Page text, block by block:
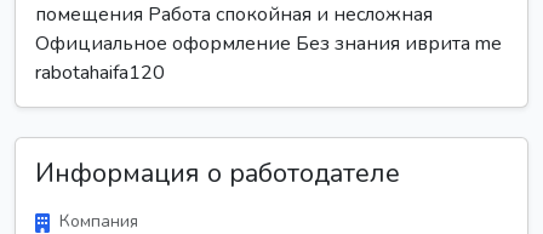
помещения Работа спокойная и несложная
Официальное оформление Без знания иврита me
rabotahaifa120
Информация о работодателе
Компания